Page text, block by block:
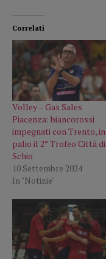
Correlati
Volley – Gas Sales
Piacenza: biancorossi
impegnati con Trento, in
palio il 2° Trofeo Città di
Schio
10 Settembre 2024
In "Notizie"